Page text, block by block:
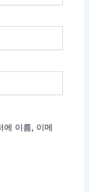
에 이름, 이메